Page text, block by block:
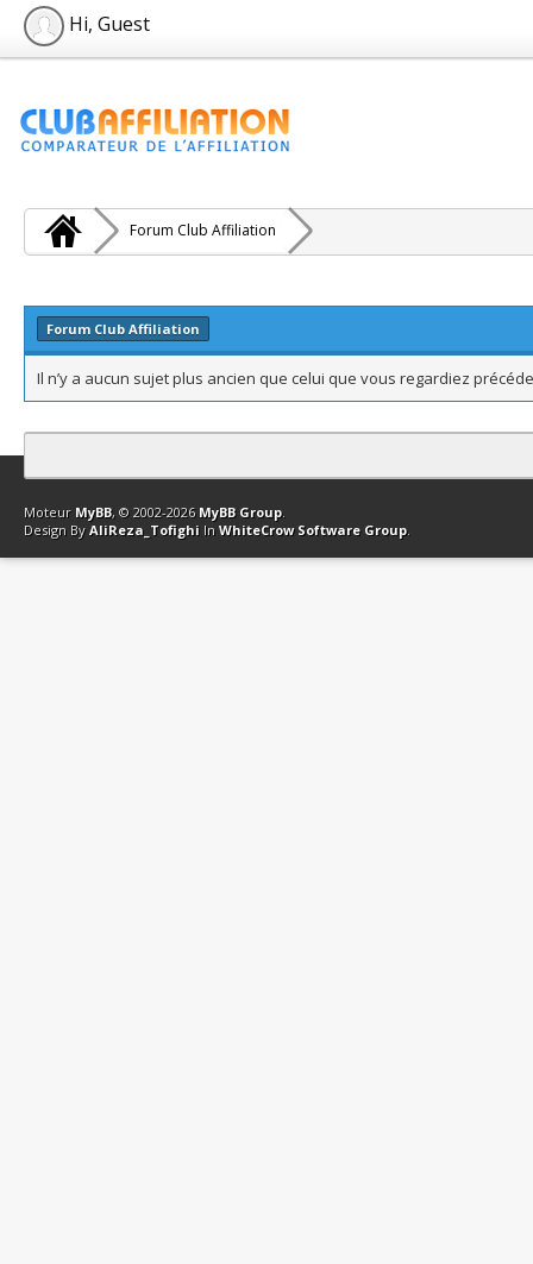
Hi, Guest
Forum Club Affiliation
Forum Club Affiliation
Il n’y a aucun sujet plus ancien que celui que vous regardiez
Contact Club Affiliation Retourner en haut Version bas-débit
Moteur MyBB, © 2002-2026 MyBB Group.
Design By AliReza_Tofighi In WhiteCrow Software Group.